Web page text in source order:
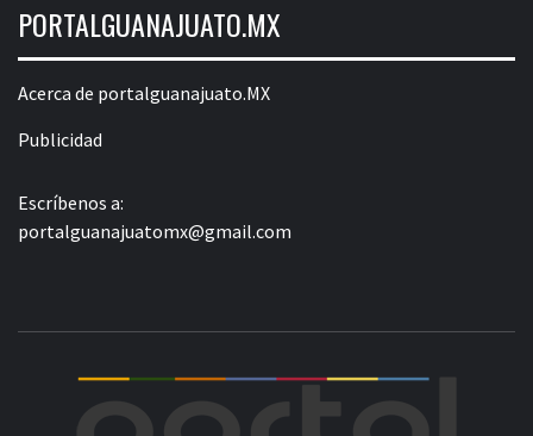
PORTALGUANAJUATO.MX
Acerca de portalguanajuato.MX
Publicidad
Escríbenos a:
portalguanajuatomx@gmail.com